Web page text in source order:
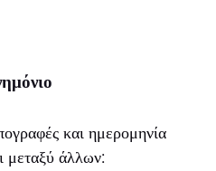
και ημερομηνία
μεταξύ άλλων: